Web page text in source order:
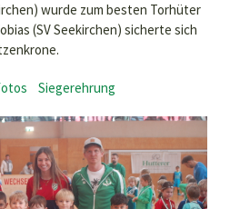
wurde zum besten Torhüter
(SV Seekirchen) sicherte sich
Siegerehrung